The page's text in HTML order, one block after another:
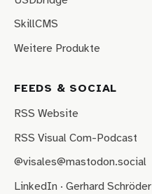
SkillCMS
Weitere Produkte
FEEDS & SOCIAL
RSS Website
RSS Visual Com-Podcast
@visales@mastodon.social
LinkedIn · Gerhard Schröder